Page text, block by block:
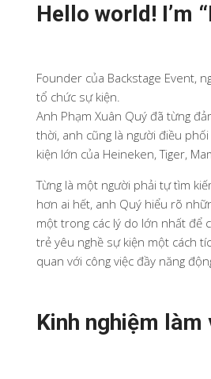
Hello world! I’m
Founder của Backstage Event,
tổ chức sự kiện.
Anh Phạm Xuân Quý đã từng
thời, anh cũng là người điều
kiện lớn của Heineken, Tiger,
Từng là một người phải tự tìm
hơn ai hết, anh Quý hiểu rõ
một trong các lý do lớn nhất để
trẻ yêu nghề sự kiện một cách
quan với công việc đầy năng
Kinh nghiệm làm